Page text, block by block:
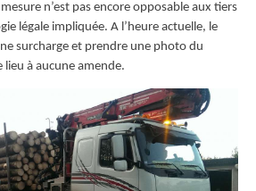
n’est pas encore opposable aux tiers
légale impliquée. A l’heure actuelle, le
surcharge et prendre une photo du
à aucune amende.